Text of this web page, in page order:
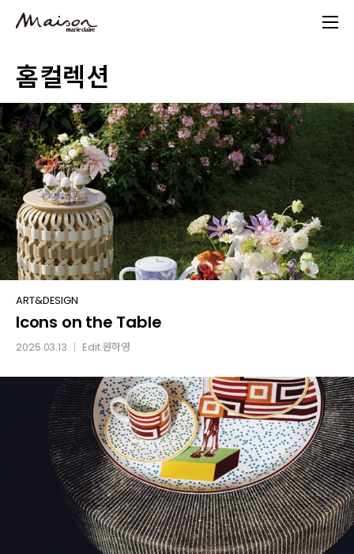
content
홈컬렉션
Icons
on
the
ART&DESIGN
Icons on the Table
2025.03.13 Edit원하영